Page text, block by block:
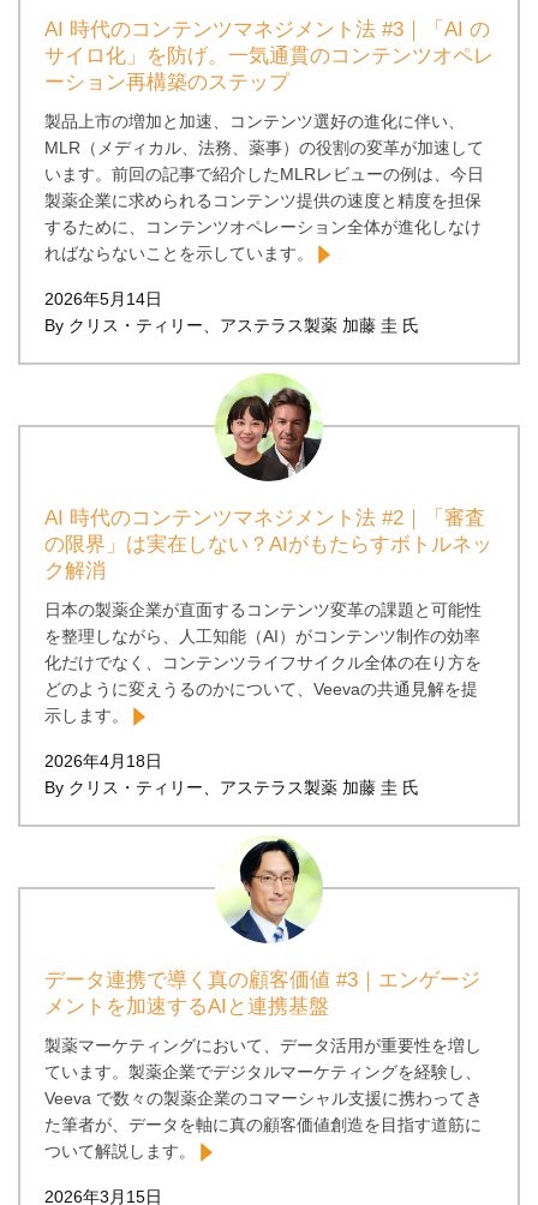
AI 時代のコンテンツマネジメント法 #3｜「AI の
サイロ化」を防げ。一気通貫のコンテンツオペレ
ーション再構築のステップ
製品上市の増加と加速、コンテンツ選好の進化に伴い、
MLR（メディカル、法務、薬事）の役割の変革が加速して
います。前回の記事で紹介したMLRレビューの例は、今日
製薬企業に求められるコンテンツ提供の速度と精度を担保
するために、コンテンツオペレーション全体が進化しなけ
ればならないことを示しています。
2026年5月14日
By クリス・ティリー、アステラス製薬 加藤 圭 氏
AI 時代のコンテンツマネジメント法 #2｜「審査
の限界」は実在しない？AIがもたらすボトルネッ
ク解消
日本の製薬企業が直面するコンテンツ変革の課題と可能性
を整理しながら、人工知能（AI）がコンテンツ制作の効率
化だけでなく、コンテンツライフサイクル全体の在り方を
どのように変えうるのかについて、Veevaの共通見解を提
示します。
2026年4月18日
By クリス・ティリー、アステラス製薬 加藤 圭 氏
データ連携で導く真の顧客価値 #3｜エンゲージ
メントを加速するAIと連携基盤
製薬マーケティングにおいて、データ活用が重要性を増し
ています。製薬企業でデジタルマーケティングを経験し、
Veeva で数々の製薬企業のコマーシャル支援に携わってき
た筆者が、データを軸に真の顧客価値創造を目指す道筋に
ついて解説します。
2026年3月15日